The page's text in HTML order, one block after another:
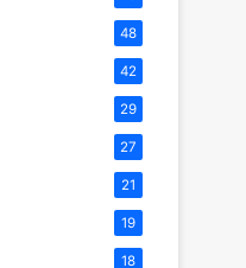
48
42
29
27
21
19
18